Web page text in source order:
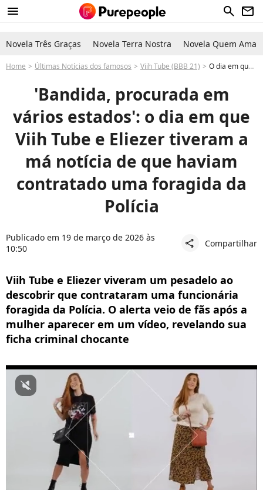
menu search newsletter
Novela Três Graças Novela Terra Nostra Novela Quem Ama
Home Últimas Notícias dos famosos Viih Tube (BBB 21) O dia em que Viih Tube e Eliezer descobriram que haviam contratado uma foragida da Polícia: 'Bandida, procurada em vários estados'
'Bandida, procurada em
vários estados': o dia em que
Viih Tube e Eliezer tiveram a
má notícia de que haviam
contratado uma foragida da
Polícia
Publicado em 19 de março de 2026 às
10:50
share Compartilhar
Viih Tube e Eliezer viveram um pesadelo ao
descobrir que contrataram uma funcionária
foragida da Polícia. O alerta veio de fãs após a
mulher aparecer em um vídeo, revelando sua
ficha criminal chocante